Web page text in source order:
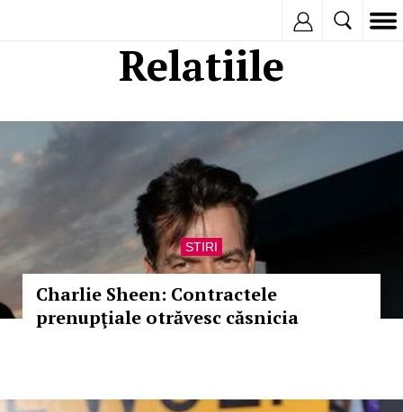
Relatiile
STIRI
Charlie Sheen: Contractele
prenupţiale otrăvesc căsnicia